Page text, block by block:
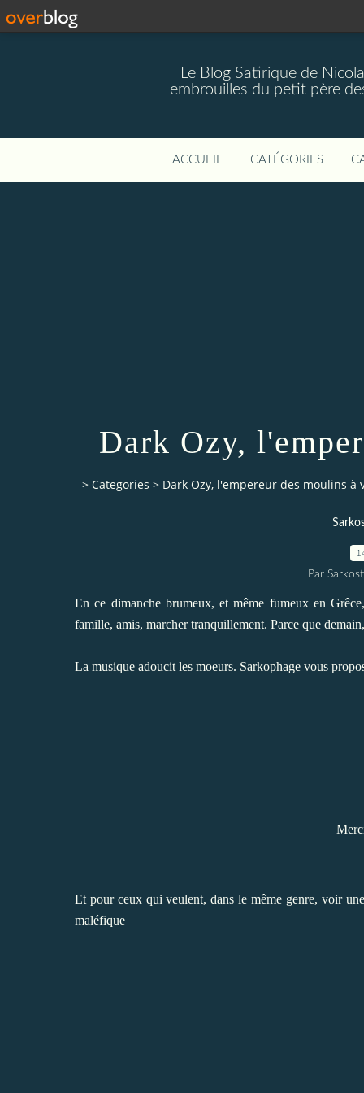
Le Blog Satirique de
embrouilles du petit père
ACCUEIL CATÉGORIES
Dark Ozy,
> Categories > Dark Ozy, l'empereur des moulins à
Par
En ce dimanche brumeux, et même fumeux en
famille, amis, marcher tranquillement. Parce que
La musique adoucit les moeurs. Sarkophage vous
Et pour ceux qui veulent, dans le même genre, voir
maléfique